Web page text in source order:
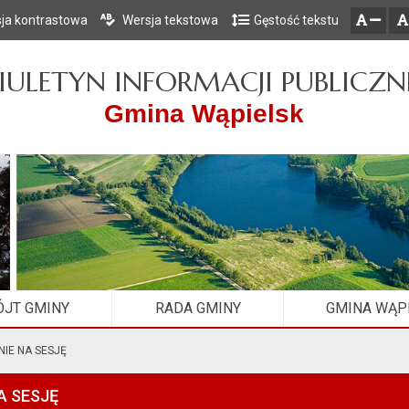
Przejdź do głównego menu
Przejdź do treści
Przejdź do mapy serwisu
kontrastowa Wersja tekstowa Gęstość tekstu
INFORMACJI
Gmina Wąpielsk
GMINY RADA GMINY GMINA
NA SESJĘ
SESJĘ